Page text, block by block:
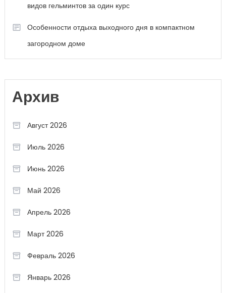
видов гельминтов за один курс
Особенности отдыха выходного дня в компактном
загородном доме
Архив
Август 2026
Июль 2026
Июнь 2026
Май 2026
Апрель 2026
Март 2026
Февраль 2026
Январь 2026